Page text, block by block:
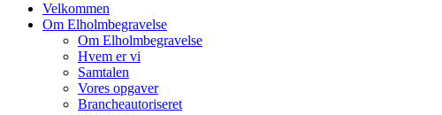
Velkommen
Om Elholmbegravelse
Om Elholmbegravelse
Hvem er vi
Samtalen
Vores opgaver
Brancheautoriseret